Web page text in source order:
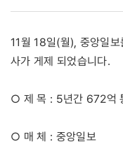
11월 18일(월), 중앙일
사가 게제 되었습니다.
○ 제 목 : 5년간 672억
○ 매 체 : 중앙일보